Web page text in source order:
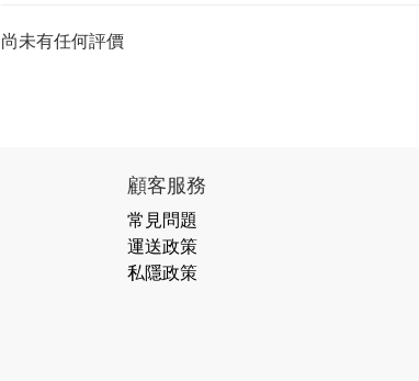
尚未有任何評價
顧客服務
常見問題
運送政策
私隱政策